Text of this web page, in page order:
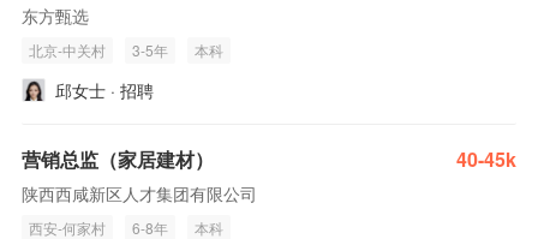
东方甄选
北京-中关村 3-5年 本科
邱女士 · 招聘
营销总监（家居建材） 40-45k
陕西西咸新区人才集团有限公司
西安-何家村 6-8年 本科